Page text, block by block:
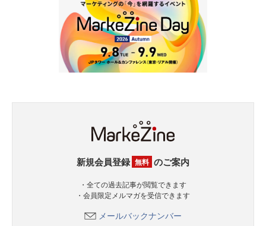
新規会員登録 無料 のご案内
・全ての過去記事が閲覧できます
・会員限定メルマガを受信できます
メールバックナンバー